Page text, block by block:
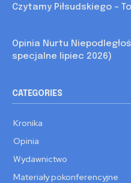
Czytamy Piłsudskiego –
Opinia Nurtu
specjalne lipiec 2026)
CATEGORIES
Kronika
Opinia
Wydawnictwo
Materiały pokonferencyjne